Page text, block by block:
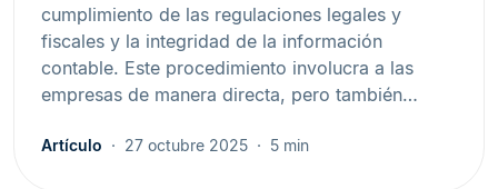
cumplimiento de las regulaciones legales y
fiscales y la integridad de la información
contable. Este procedimiento involucra a las
empresas de manera directa, pero también…
Artículo 27 octubre 2025 5 min